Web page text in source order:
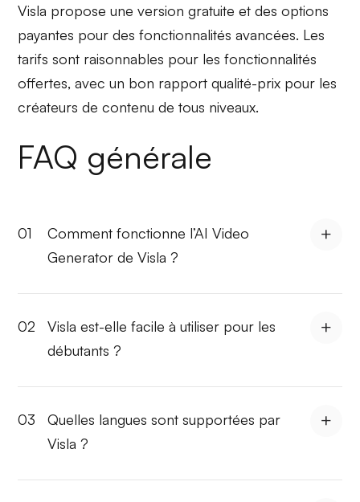
Visla propose une version gratuite et des options
payantes pour des fonctionnalités avancées. Les
tarifs sont raisonnables pour les fonctionnalités
offertes, avec un bon rapport qualité-prix pour les
créateurs de contenu de tous niveaux.
FAQ générale
01
Comment fonctionne l’AI Video
Generator de Visla ?
02
Visla est-elle facile à utiliser pour les
débutants ?
03
Quelles langues sont supportées par
Visla ?